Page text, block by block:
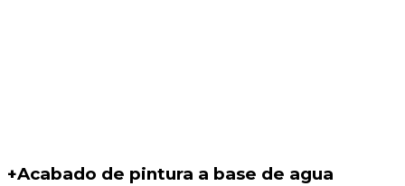
+Acabado de pintura a base de agua